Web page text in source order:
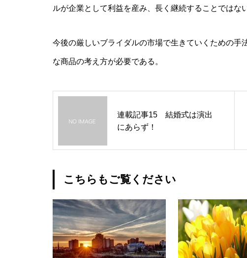
ルが企業として利益を産み、長く継続することではな
今後の厳しいブライダルの市場で生きていくための手
な商品の考え方が必要である。
連載記事15 結婚式は演出
にあらず！
こちらもご覧ください